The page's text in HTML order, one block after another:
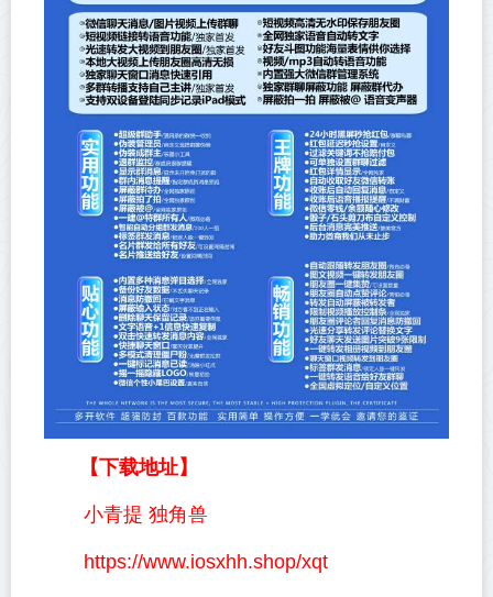
【下载地址】
小青提 独角兽
https://www.iosxhh.shop/xqt